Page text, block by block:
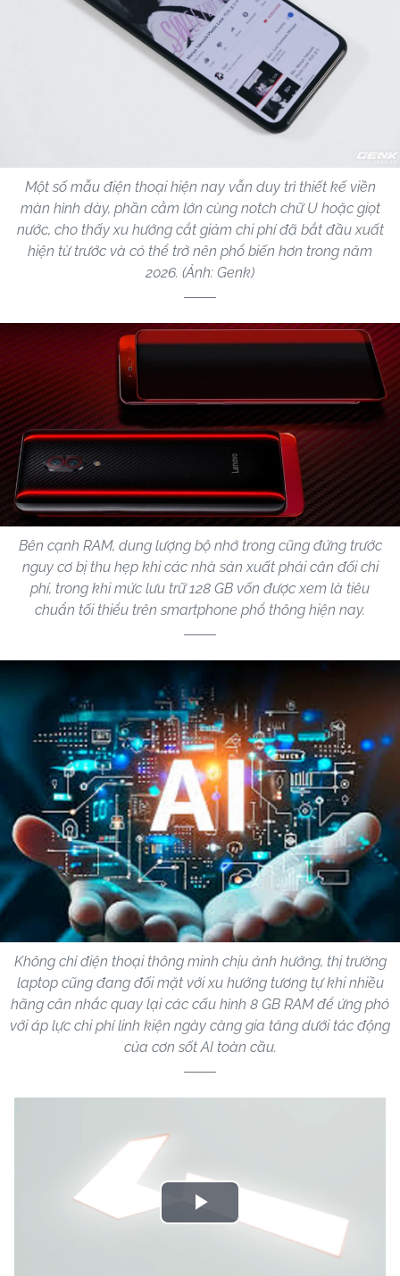
Một số mẫu điện thoại hiện nay vẫn duy trì thiết kế viền
màn hình dày, phần cằm lớn cùng notch chữ U hoặc giọt
nước, cho thấy xu hướng cắt giảm chi phí đã bắt đầu xuất
hiện từ trước và có thể trở nên phổ biến hơn trong năm
2026. (Ảnh: Genk)
Bên cạnh RAM, dung lượng bộ nhớ trong cũng đứng trước
nguy cơ bị thu hẹp khi các nhà sản xuất phải cân đối chi
phí, trong khi mức lưu trữ 128 GB vốn được xem là tiêu
chuẩn tối thiểu trên smartphone phổ thông hiện nay.
Không chỉ điện thoại thông minh chịu ảnh hưởng, thị trường
laptop cũng đang đối mặt với xu hướng tương tự khi nhiều
hãng cân nhắc quay lại các cấu hình 8 GB RAM để ứng phó
với áp lực chi phí linh kiện ngày càng gia tăng dưới tác động
của cơn sốt AI toàn cầu.
Play